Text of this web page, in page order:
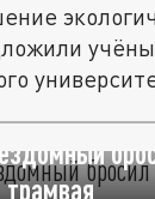
трамвая